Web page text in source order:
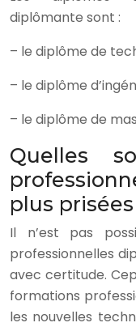
diplômante sont :
– le diplôme de
– le diplôme
– le diplôme de
Quelles
plus
Il n’est pas
professionnelles
avec certitude.
formations
les nouvelles